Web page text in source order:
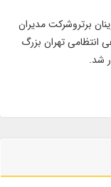
برتروشرکت مدیران
تهران بزرگ